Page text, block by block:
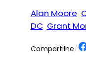
Alan Moore
DC Grant
Compartilhe/